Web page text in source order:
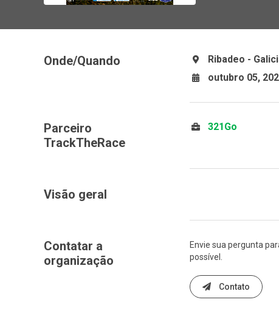
Onde/Quando
Ribadeo -
outubro 05,
Parceiro
TrackTheRace
321Go
Visão geral
Contatar a
organização
Envie sua pergunta
possível.
Contato